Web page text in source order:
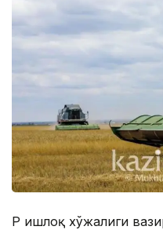
ҚР Қишлоқ хўжалиги